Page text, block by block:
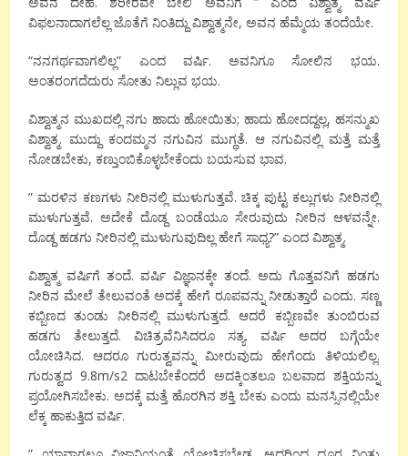
ವಿಫಲನಾದಾಗಲೆಲ್ಲ ಜೊತೆಗೆ ನಿಂತಿದ್ದು ವಿಶ್ವಾತ್ಮನೇ, ಅವನ ಹೆಮ್ಮೆಯ ತಂದೆಯೇ.
“ನನಗರ್ಥವಾಗಲಿಲ್ಲ” ಎಂದ ವರ್ಷಿ. ಅವನಿಗೂ ಸೋಲಿನ ಭಯ.
ಅಂತರಂಗದೆದುರು ಸೋತು ನಿಲ್ಲುವ ಭಯ.
ವಿಶ್ವಾತ್ಮನ ಮುಖದಲ್ಲಿ ನಗು ಹಾದು ಹೋಯಿತು; ಹಾದು ಹೋದದ್ದಲ್ಲ, ಹಸನ್ಮುಖ
ವಿಶ್ವಾತ್ಮ. ಮುದ್ದು ಕಂದಮ್ಮನ ನಗುವಿನ ಮುಗ್ಧತೆ. ಆ ನಗುವಿನಲ್ಲಿ ಮತ್ತೆ ಮತ್ತೆ
ನೋಡಬೇಕು, ಕಣ್ತುಂಬಿಕೊಳ್ಳಬೇಕೆಂದು ಬಯಸುವ ಭಾವ.
” ಮರಳಿನ ಕಣಗಳು ನೀರಿನಲ್ಲಿ ಮುಳುಗುತ್ತವೆ. ಚಿಕ್ಕ ಪುಟ್ಟ ಕಲ್ಲುಗಳು ನೀರಿನಲ್ಲಿ
ಮುಳುಗುತ್ತವೆ. ಅದೇಕೆ ದೊಡ್ದ ಬಂಡೆಯೂ ಸೇರುವುದು ನೀರಿನ ಆಳವನ್ನೇ.
ದೊಡ್ದ ಹಡಗು ನೀರಿನಲ್ಲಿ ಮುಳುಗುವುದಿಲ್ಲ ಹೇಗೆ ಸಾಧ್ಯ?” ಎಂದ ವಿಶ್ವಾತ್ಮ.
ವಿಶ್ವಾತ್ಮ ವರ್ಷಿಗೆ ತಂದೆ. ವರ್ಷಿ ವಿಜ್ಞಾನಕ್ಕೇ ತಂದೆ. ಅದು ಗೊತ್ತವನಿಗೆ ಹಡಗು
ನೀರಿನ ಮೇಲೆ ತೇಲುವಂತೆ ಅದಕ್ಕೆ ಹೇಗೆ ರೂಪವನ್ನು ನೀಡುತ್ತಾರೆ ಎಂದು. ಸಣ್ಣ
ಕಬ್ಬಿಣದ ತುಂಡು ನೀರಿನಲ್ಲಿ ಮುಳುಗುತ್ತದೆ. ಆದರೆ ಕಬ್ಬಿಣವೇ ತುಂಬಿರುವ
ಹಡಗು ತೇಲುತ್ತದೆ. ವಿಚಿತ್ರವೆನಿಸಿದರೂ ಸತ್ಯ. ವರ್ಷಿ ಅದರ ಬಗ್ಗೆಯೇ
ಯೋಚಿಸಿದ. ಆದರೂ ಗುರುತ್ವವನ್ನು ಮೀರುವುದು ಹೇಗೆಂದು ತಿಳಿಯಲಿಲ್ಲ.
ಗುರುತ್ವದ 9.8m/s2 ದಾಟಬೇಕೆಂದರೆ ಅದಕ್ಕಿಂತಲೂ ಬಲವಾದ ಶಕ್ತಿಯನ್ನು
ಪ್ರಯೋಗಿಸಬೇಕು. ಅದಕ್ಕೆ ಮತ್ತೆ ಹೊರಗಿನ ಶಕ್ತಿ ಬೇಕು ಎಂದು ಮನಸ್ಸಿನಲ್ಲಿಯೇ
ಲೆಕ್ಕ ಹಾಕುತ್ತಿದ ವರ್ಷಿ.